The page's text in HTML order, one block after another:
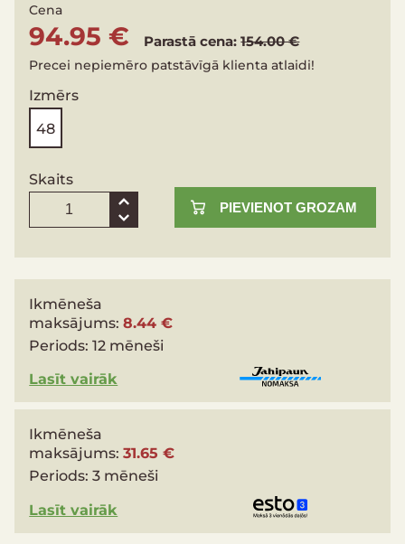
Cena
94.95 € Parastā cena:154.00 €
Precei nepiemēro patstāvīgā klienta atlaidi!
Izmērs
48
Skaits
PIEVIENOT GROZAM
Ikmēneša
maksājums:8.44 €
Periods:12 mēneši
Lasīt vairāk
Ikmēneša
maksājums:31.65 €
Periods:3 mēneši
Lasīt vairāk